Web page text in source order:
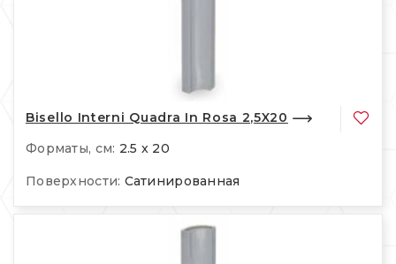
Bisello Interni Quadra In Rosa 2,5X20
Форматы, см: 2.5 x 20
Поверхности: Сатинированная